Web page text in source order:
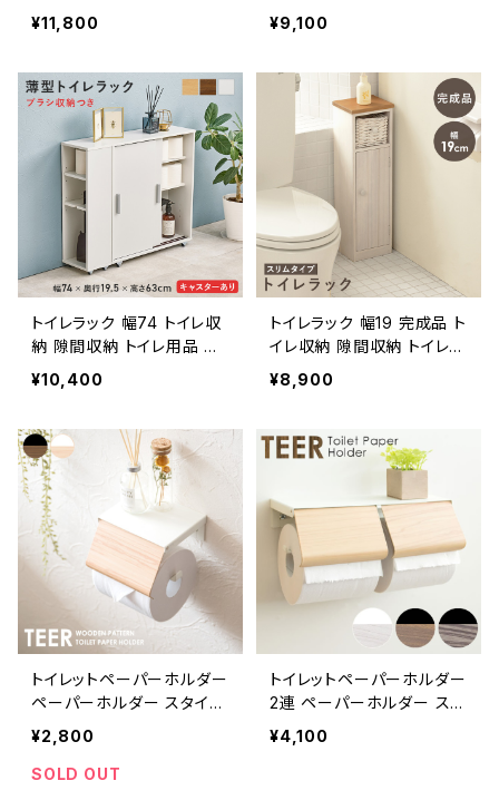
用品 サニタリー収納 トイレ
ットペーパー収納 新生活
¥11,800
ニタリー収納 トイレットペ
ーパー収納 新生活 模様替
¥9,100
トイレラック 幅74 トイレ収
納 隙間収納 トイレ用品 サ
ニタリー収納 トイレットペ
ーパー収納 新生活 模様替
¥10,400
トイレラック 幅19 完成品 ト
イレ収納 隙間収納 トイレ用
品 サニタリー収納 トイレッ
トペーパー収納 新生活 模
¥8,900
トイレットペーパーホルダー
ペーパーホルダー スタイリ
ッシュ トイレ用品 トイレグッ
¥2,800
SOLD OUT
トイレットペーパーホルダー
2連 ペーパーホルダー スタ
イリッシュ トイレ用品 トイレ
グッズ
¥4,100